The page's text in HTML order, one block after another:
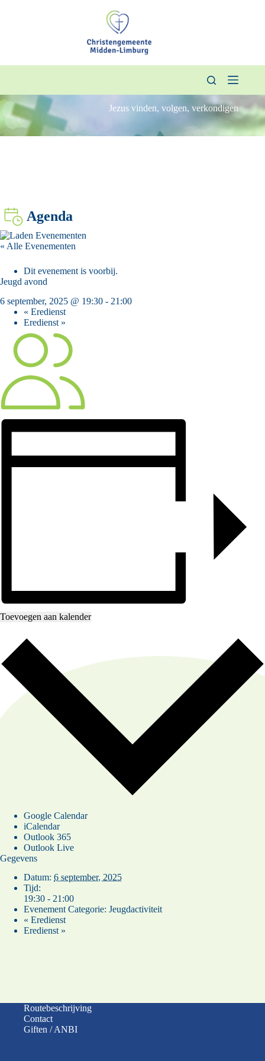
Jezus vinden, volgen, verkondigen
Agenda
« Alle Evenementen
Dit evenement is voorbij.
Jeugd avond
6 september, 2025 @ 19:30 - 21:00
« Eredienst
Eredienst »
Toevoegen aan kalender
Google Calendar
iCalendar
Outlook 365
Outlook Live
Gegevens
Datum: 6 september, 2025
Tijd:
19:30 - 21:00
Evenement Categorie: Jeugdactiviteit
« Eredienst
Eredienst »
Routebeschrijving
Contact
Giften / ANBI